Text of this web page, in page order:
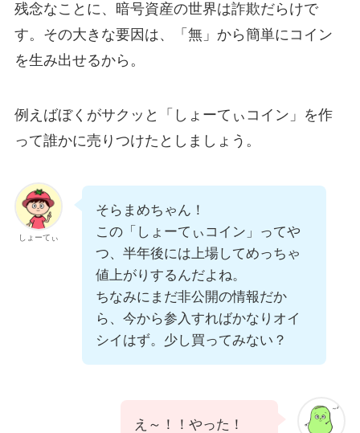
残念なことに、暗号資産の世界は詐欺だらけで
す。その大きな要因は、「無」から簡単にコイン
を生み出せるから。
例えばぼくがサクッと「しょーてぃコイン」を作
って誰かに売りつけたとしましょう。
しょーてぃ
そらまめちゃん！
この「しょーてぃコイン」ってや
つ、半年後には上場してめっちゃ
値上がりするんだよね。
ちなみにまだ非公開の情報だか
ら、今から参入すればかなりオイ
シイはず。少し買ってみない？
え～！！やった！